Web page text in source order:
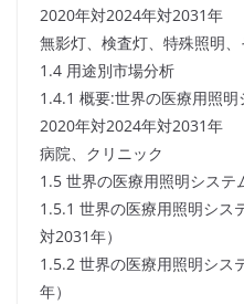
2020年対2024年対2031年
無影灯、検査灯、特殊照明
1.4 用途別市場分析
1.4.1 概要:世界の医療用照明
2020年対2024年対2031年
病院、クリニック
1.5 世界の医療用照明システ
1.5.1 世界の医療用照明シス
対2031年）
1.5.2 世界の医療用照明シス
年）